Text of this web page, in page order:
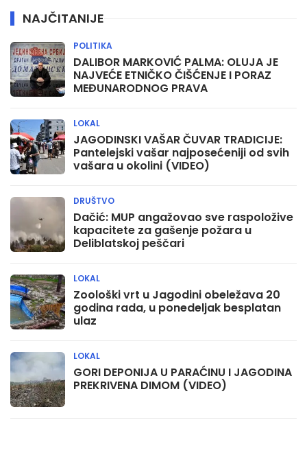
NAJČITANIJE
DALIBOR MARKOVIĆ PALMA: OLUJA JE
NAJVEĆE ETNIČKO ČIŠĆENJE I PORAZ
MEĐUNARODNOG PRAVA
POLITIKA
JAGODINSKI VAŠAR ČUVAR TRADICIJE:
Pantelejski vašar najposećeniji od svih
vašara u okolini (VIDEO)
LOKAL
Dačić: MUP angažovao sve raspoložive
kapacitete za gašenje požara u
Deliblatskoj peščari
DRUŠTVO
Zoološki vrt u Jagodini obeležava 20
godina rada, u ponedeljak besplatan
ulaz
LOKAL
GORI DEPONIJA U PARAĆINU I JAGODINA
PREKRIVENA DIMOM (VIDEO)
LOKAL